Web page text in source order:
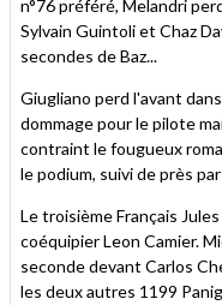
n°76 préféré, Melandri
Sylvain Guintoli et Chaz
secondes de Baz...
Giugliano perd l'avant
dommage pour le pilote
contraint le fougueux
le podium, suivi de près
Le troisième Français
coéquipier Leon Camier.
seconde devant Carlos
les deux autres 1199